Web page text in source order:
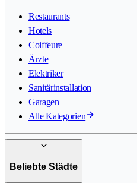
Restaurants
Hotels
Coiffeure
Ärzte
Elektriker
Sanitärinstallation
Garagen
Alle Kategorien
Beliebte Städte